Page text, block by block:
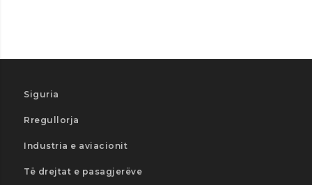
Siguria
Rregullorja
Industria e aviacionit
Të drejtat e pasagjerëve